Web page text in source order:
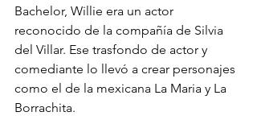
Bachelor, Willie era un actor
reconocido de la compañía de Silvia
del Villar. Ese trasfondo de actor y
comediante lo llevó a crear personajes
como el de la mexicana La Maria y La
Borrachita.